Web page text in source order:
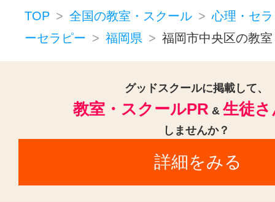
TOP 全国の教室・スクール
心理・セ
ーセラピー
福岡県 福岡市中央区の教
グッドスクールに掲載して、
教室・スクールPR & 生徒
しませんか？
詳細をみる